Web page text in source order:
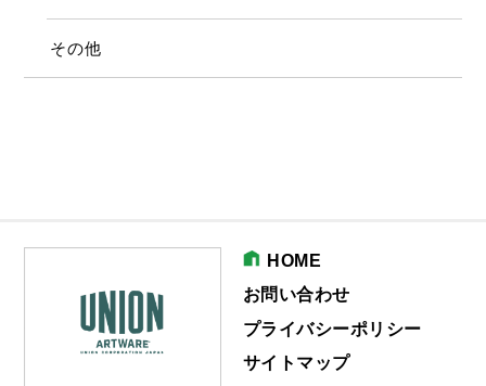
その他
HOME
お問い合わせ
プライバシーポリシー
サイトマップ